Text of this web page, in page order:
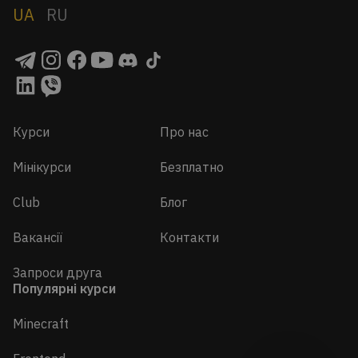
UA RU
Курси
Мінікурси
Club
Вакансії
Запроси друга
Про нас
Безплатно
Блог
Контакти
Популярні курси
Minecraft